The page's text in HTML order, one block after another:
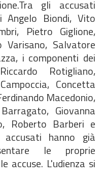
gli accusati
Angelo Biondi, Vito
Pietro Giglione,
Salvatore
i componenti dei
Rotigliano,
Concetta
Macedonio,
Giovanna
Roberto Barberi e
accusati hanno già
le proprie
accuse. L'udienza si